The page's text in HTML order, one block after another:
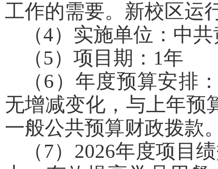
工作的需要。新校区运
（4）实施单位：中
（5）项目期：1年
（6）年度预算安排
无增减变化，与上年预
一般公共预算财政拨款
（7）2026年度项目